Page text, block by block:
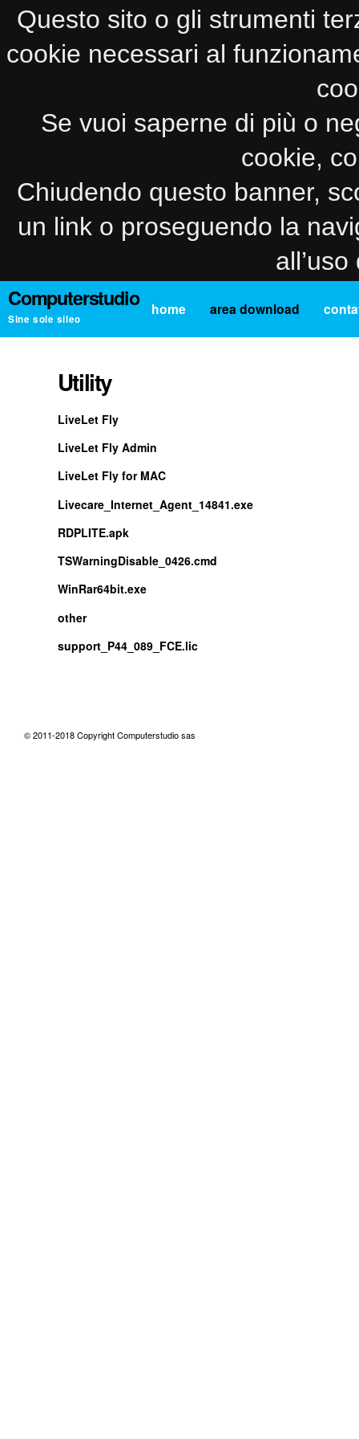
Questo sito o gli strumenti
cookie necessari al
Se vuoi saperne di più o
cookie,
Chiudendo questo banner,
un link o proseguendo la
Computerstudio
Sine sole sileo
home area download
Utility
LiveLet Fly
LiveLet Fly Admin
LiveLet Fly for MAC
Livecare_Internet_Agent_14841.exe
RDPLITE.apk
TSWarningDisable_0426.cmd
WinRar64bit.exe
other
support_P44_089_FCE.lic
© 2011-2018 Copyright Computerstudio sas